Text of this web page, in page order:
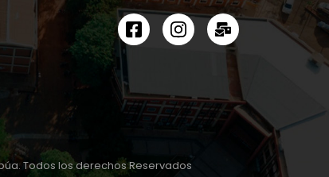
Todos los derechos Reservados